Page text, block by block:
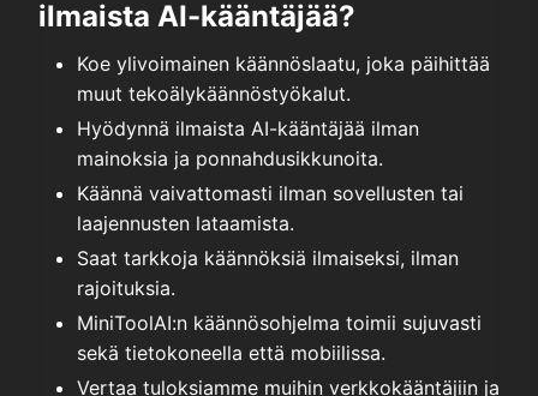
ilmaista AI-kääntäjää?
Koe ylivoimainen käännöslaatu, joka päihittää
muut tekoälykäännöstyökalut.
Hyödynnä ilmaista AI-kääntäjää ilman
mainoksia ja ponnahdusikkunoita.
Käännä vaivattomasti ilman sovellusten tai
laajennusten lataamista.
Saat tarkkoja käännöksiä ilmaiseksi, ilman
rajoituksia.
MiniToolAI:n käännösohjelma toimii sujuvasti
sekä tietokoneella että mobiilissa.
Vertaa tuloksiamme muihin verkkokääntäjiin ja